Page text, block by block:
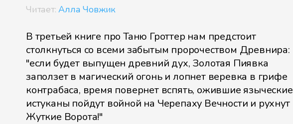
Читает:Алла Човжик
В третьей книге про Таню Гроттер нам предстоит
столкнуться со всеми забытым пророчеством Древнира:
"если будет выпущен древний дух, Золотая Пиявка
заползет в магический огонь и лопнет веревка в грифе
контрабаса, время повернет вспять, ожившие языческие
истуканы пойдут войной на Черепаху Вечности и рухнут
Жуткие Ворота!"